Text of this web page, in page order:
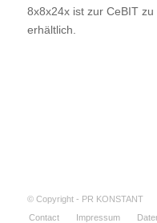
8x8x24x ist zur CeBIT
erhältlich.
© Copyright - PR KONSTANT
Contact
Impressum